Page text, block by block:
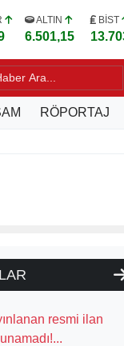
ALTIN
6.501,15
BİST
RÖPORTAJ
resmi ilan